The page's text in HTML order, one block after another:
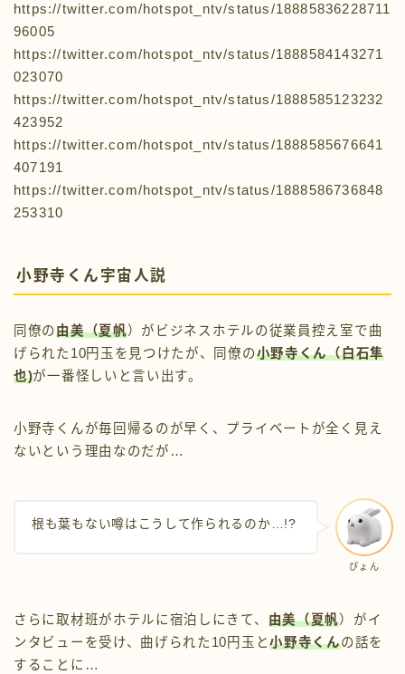
https://twitter.com/hotspot_ntv/status/18885836228711
96005
https://twitter.com/hotspot_ntv/status/1888584143271
023070
https://twitter.com/hotspot_ntv/status/1888585123232
423952
https://twitter.com/hotspot_ntv/status/1888585676641
407191
https://twitter.com/hotspot_ntv/status/1888586736848
253310
小野寺くん宇宙人説
同僚の由美（夏帆）がビジネスホテルの従業員控え室で曲
げられた10円玉を見つけたが、同僚の小野寺くん（白石隼
也)が一番怪しいと言い出す。
小野寺くんが毎回帰るのが早く、プライベートが全く見え
ないという理由なのだが…
ぴょん
根も葉もない噂はこうして作られるのか…!?
さらに取材班がホテルに宿泊しにきて、 由美（夏帆）がイ
ンタビューを受け、曲げられた10円玉と小野寺くんの話を
することに…